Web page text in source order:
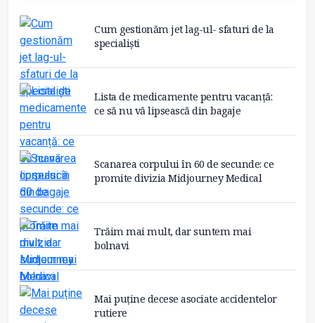
Cum gestionăm jet lag-ul- sfaturi de la
specialiști
Lista de medicamente pentru vacanță:
ce să nu vă lipsească din bagaje
Scanarea corpului în 60 de secunde: ce
promite divizia Midjourney Medical
Trăim mai mult, dar suntem mai
bolnavi
Mai puține decese asociate accidentelor
rutiere